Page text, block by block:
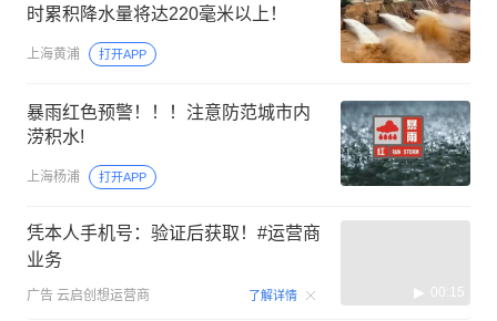
时累积降水量将达220毫米以上！
上海黄浦 打开APP
暴雨红色预警！！！注意防范城市内
涝积水!
上海杨浦 打开APP
凭本人手机号：验证后获取！#运营商
业务
广告 云启创想运营商 了解详情 00:15